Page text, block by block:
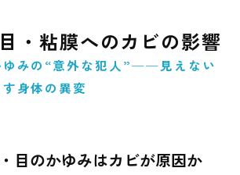
・粘膜へのカビの影響
ゆみの“意外な犯人”──見えない
身体の異変
目のかゆみはカビが原因か